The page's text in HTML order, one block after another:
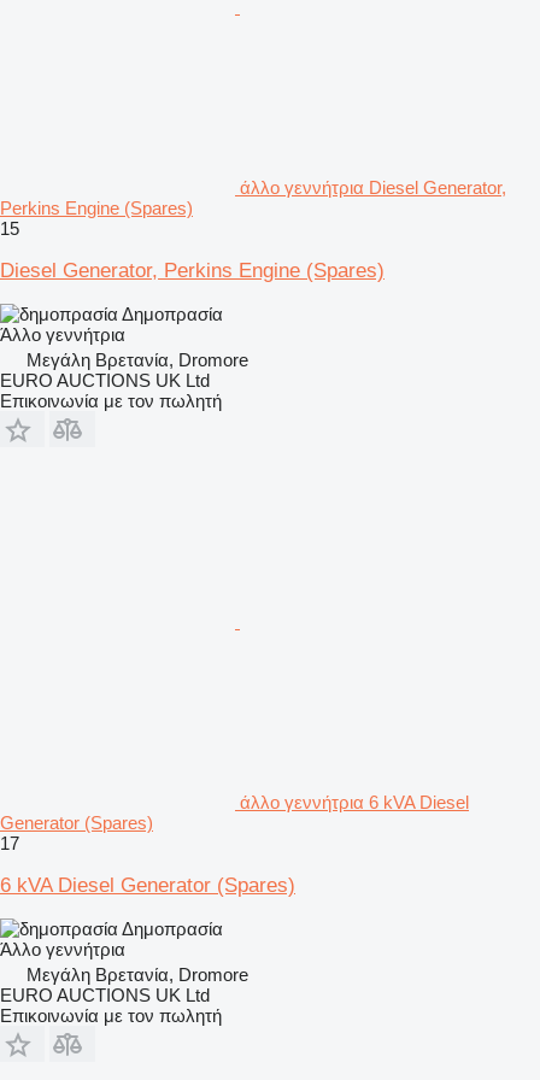
άλλο γεννήτρια Diesel Generator,
Perkins Engine (Spares)
15
Diesel Generator, Perkins Engine (Spares)
Δημοπρασία
Άλλο γεννήτρια
Μεγάλη Βρετανία, Dromore
EURO AUCTIONS UK Ltd
Επικοινωνία με τον πωλητή
άλλο γεννήτρια 6 kVA Diesel
Generator (Spares)
17
6 kVA Diesel Generator (Spares)
Δημοπρασία
Άλλο γεννήτρια
Μεγάλη Βρετανία, Dromore
EURO AUCTIONS UK Ltd
Επικοινωνία με τον πωλητή